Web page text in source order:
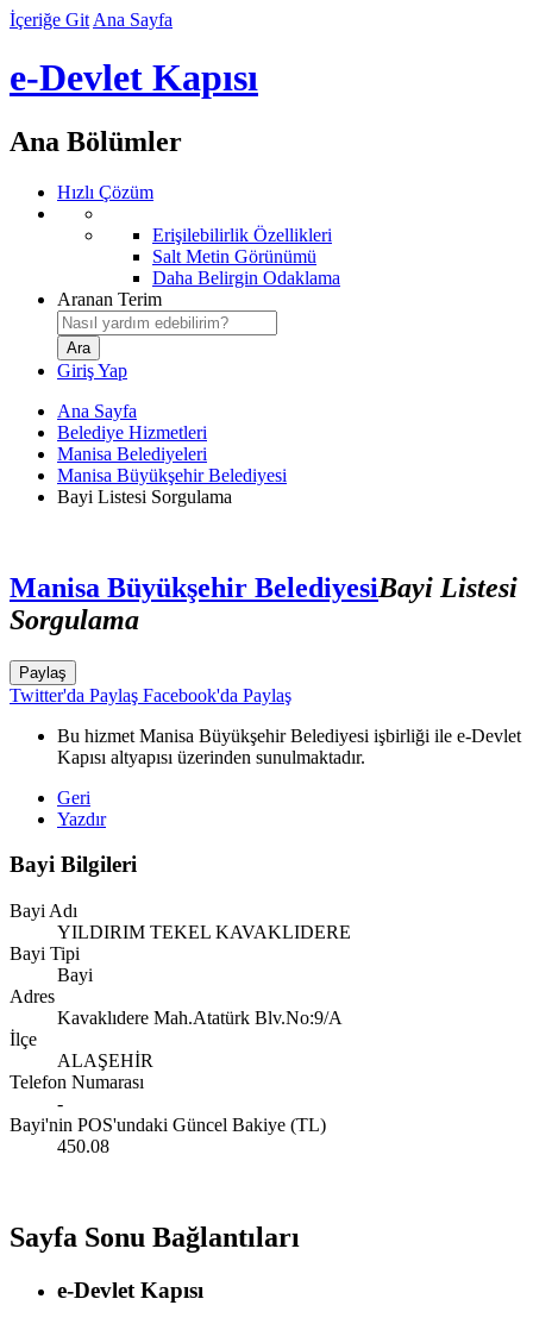
İçeriğe Git Ana Sayfa
e-Devlet Kapısı
Ana Bölümler
Hızlı Çözüm
Erişilebilirlik Özellikleri
Salt Metin Görünümü
Daha Belirgin Odaklama
Aranan Terim
Giriş Yap
Ana Sayfa
Belediye Hizmetleri
Manisa Belediyeleri
Manisa Büyükşehir Belediyesi
Bayi Listesi Sorgulama
Manisa Büyükşehir BelediyesiBayi Listesi
Sorgulama
Paylaş
Twitter'da Paylaş Facebook'da Paylaş
Bu hizmet Manisa Büyükşehir Belediyesi işbirliği ile e-Devlet
Kapısı altyapısı üzerinden sunulmaktadır.
Geri
Yazdır
Bayi Bilgileri
Bayi Adı
YILDIRIM TEKEL KAVAKLIDERE
Bayi Tipi
Bayi
Adres
Kavaklıdere Mah.Atatürk Blv.No:9/A
İlçe
ALAŞEHİR
Telefon Numarası
-
Bayi'nin POS'undaki Güncel Bakiye (TL)
450.08
Sayfa Sonu Bağlantıları
e-Devlet Kapısı